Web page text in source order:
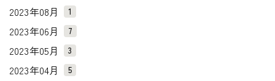
2023年08月 1
2023年06月 7
2023年05月 3
2023年04月 5